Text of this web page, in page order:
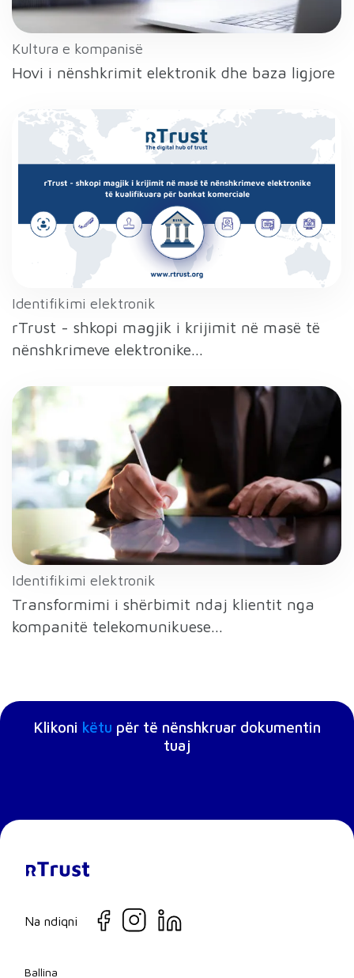
Kultura e kompanisë
Hovi i nënshkrimit elektronik dhe baza ligjore
Identifikimi elektronik
rTrust - shkopi magjik i krijimit në masë të
nënshkrimeve elektronike...
Identifikimi elektronik
Transformimi i shërbimit ndaj klientit nga
kompanitë telekomunikuese...
Klikoni këtu për të nënshkruar dokumentin
tuaj
Na ndiqni
Ballina